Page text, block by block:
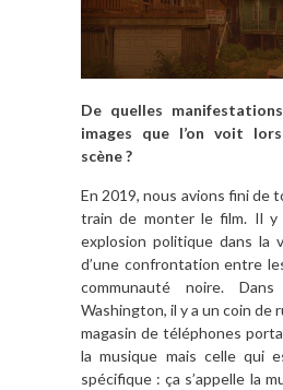
De quelles
images que l’on voit
scène ?
En 2019, nous avions fini de
train de monter le film. Il y
explosion politique dans la
d’une confrontation entre
communauté noire.
Washington, il y a un coin de
magasin de téléphones
la musique mais celle qui
spécifique : ça s’appelle la